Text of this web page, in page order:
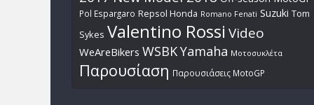
Pol Espargaro Repsol Honda Romano Fenati Suzuki Tom
Sykes Valentino Rossi Video
WeAreBikers WSBKYamaha Μοτοσυκλέτα
Παρουσίαση Παρουσιάσεις MotoGP